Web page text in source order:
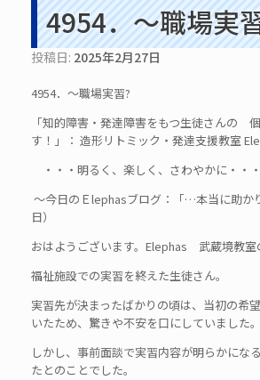
4954．～職場実
投稿日: 2025年2月27日
4954．～職場実習?
「知的障害・発達障害をもつ生徒さんの
す！」： 造形リトミック・発達支援教室
・・・明るく、楽しく、さわやかに・・・
～今日のＥlephasブログ：「…本当に助か
日）
おはようございます。Elephas 武蔵境教室
福祉施設での実習を終えた生徒さん。
実習先が決まったばかりの頃は、当初の希
いたため、驚きや不安を口にしていました。
しかし、事前面談で実習内容が明らかにな
たとのことでした。